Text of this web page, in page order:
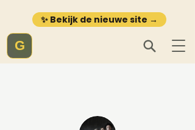
✨ Bekijk de nieuwe site →
G